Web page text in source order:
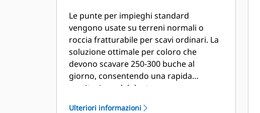
Le punte per impieghi standard
vengono usate su terreni normali o
roccia fratturabile per scavi ordinari. La
soluzione ottimale per coloro che
devono scavare 250-300 buche al
giorno, consentendo una rapida
sostituzione del dente.
Ulteriori informazioni